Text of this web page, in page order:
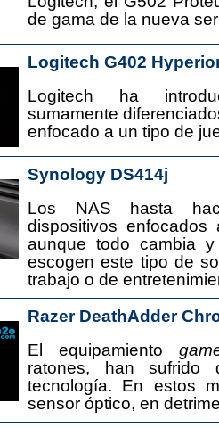
de gama de la nueva
Logitech G402
Logitech ha
sumamente
enfocado a un tipo de
Synology DS414j
Los NAS hasta
dispositivos
aunque todo cambia
escogen este tipo de
trabajo o de
Razer DeathAdder
El equipamiento
ratones, han sufrido
tecnología. En estos
sensor óptico, en